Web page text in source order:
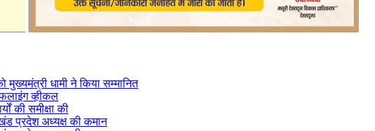
धामी ने किया सम्मानित
व्हीकल
की समीक्षा की
प्रदेश अध्यक्ष की कमान